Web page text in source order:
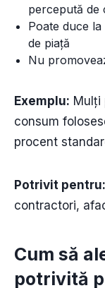
percepută de
Poate duce
de piață
Nu
Exemplu: Mulți
consum
procent
Potrivit pentru:
contractori,
Cum să
potrivită